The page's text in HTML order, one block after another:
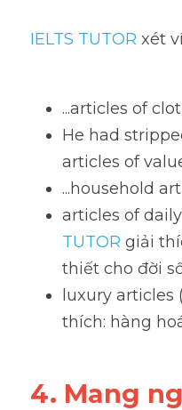
IELTS TUTOR xét
...articles of
He had
articles of
...household
articles of
TUTOR giải
thiết cho đời
luxury articles (
thích: hàng
4. Mang